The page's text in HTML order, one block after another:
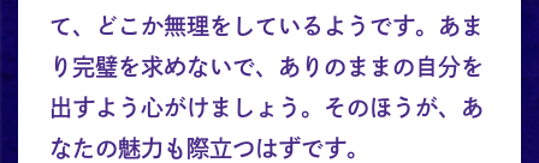
て、どこか無理をしているようです。あま
り完璧を求めないで、ありのままの自分を
出すよう心がけましょう。そのほうが、あ
なたの魅力も際立つはずです。